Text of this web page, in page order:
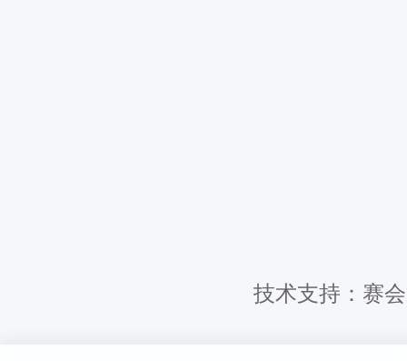
技术支持：赛